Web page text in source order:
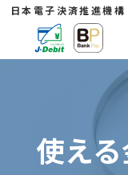
日本電子決済推進機構
使え